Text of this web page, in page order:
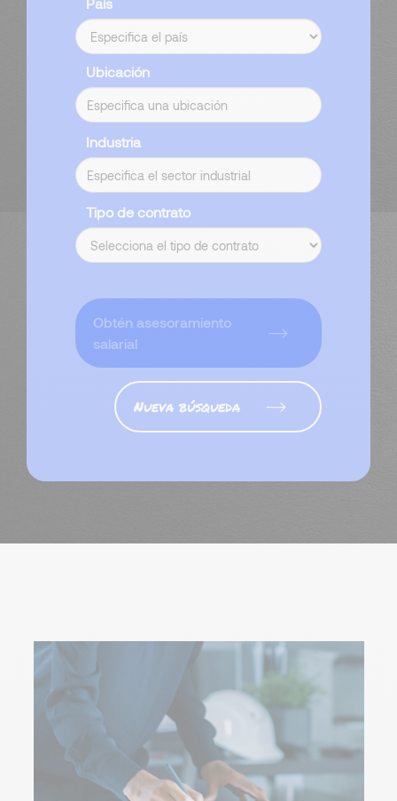
Ubicación
Industria
Tipo de contrato
Obtén asesoramiento
salarial
Nueva búsqueda